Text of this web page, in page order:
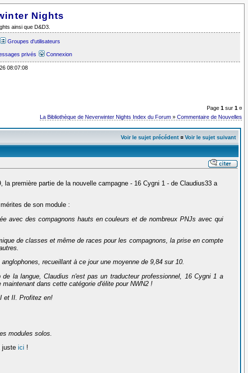
Nights
ainsi que D&D3.
Groupes d'utilisateurs
privés Connexion
08:07:08
Page1 sur1 ¤
La Bibliothèque de Neverwinter Nights Index du Forum »Commentaire de Nouvelles
Voir le sujet précédent¤ Voir le sujet suivant
première partie de la nouvelle campagne - 16 Cygni 1 - de Claudius33 a
de son module :
avec des compagnons hauts en couleurs et de nombreux PNJs avec qui
de classes et même de races pour les compagnons, la prise en compte
recueillant à ce jour une moyenne de 9,84 sur 10.
la langue, Claudius n'est pas un traducteur professionnel, 16 Cygni1 a
dans cette catégorie d'élite pour NWN2 !
et II. Profitez en!
modules solos.
juste ici !